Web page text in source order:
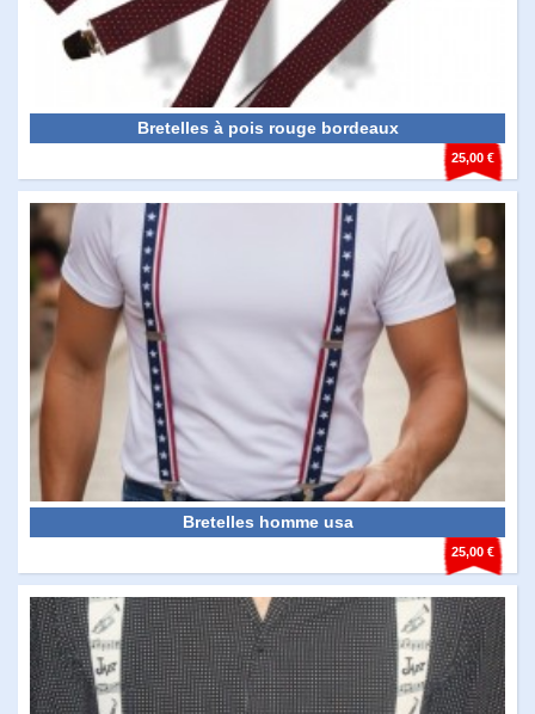
25,00 €
Bretelles à pois rouge bordeaux
25,00 €
Bretelles homme usa